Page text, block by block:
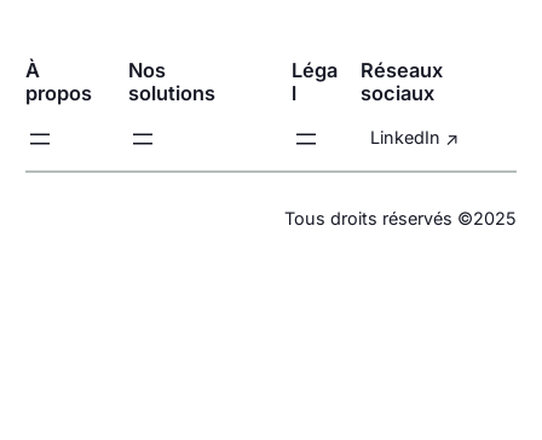
À
propos
Nos
solutions
Léga
l
Réseaux
sociaux
LinkedIn
Tous droits réservés ©2025